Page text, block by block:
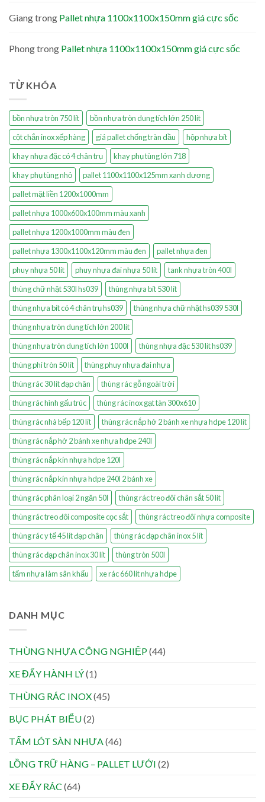
Giangtrong Pallet nhựa 1100x1100x150mm giá cực sốc
Phongtrong Pallet nhựa 1100x1100x150mm giá cực sốc
TỪ KHÓA
bồn nhựa tròn 750 lít
bồn nhựa tròn dung tích lớn 250 lít
cột chắn inox xếp hàng
giá pallet chống tràn dầu
hộp nhựa bít
khay nhựa đặc có 4 chân trụ
khay phụ tùng lớn 718
khay phụ tùng nhỏ
pallet 1100x1100x125mm xanh dương
pallet mặt liền 1200x1000mm
pallet nhựa 1000x600x100mm màu xanh
pallet nhựa 1200x1000mm màu đen
pallet nhựa 1300x1100x120mm màu đen
pallet nhựa đen
phuy nhựa 50 lít
phuy nhựa đai nhựa 50 lít
tank nhựa tròn 400l
thùng chữ nhật 530l hs039
thùng nhựa bít 530 lít
thùng nhựa bít có 4 chân trụ hs039
thùng nhựa chữ nhật hs039 530l
thùng nhựa tròn dung tích lớn 200 lít
thùng nhựa tròn dung tích lớn 1000l
thùng nhựa đặc 530 lít hs039
thùng phi tròn 50 lít
thùng phuy nhựa đai nhựa
thùng rác 30 lít đạp chân
thùng rác gỗ ngoài trời
thùng rác hình gấu trúc
thùng rác inox gạt tàn 300x610
thùng rác nhà bếp 120 lít
thùng rác nắp hở 2 bánh xe nhựa hdpe 120 lít
thùng rác nắp hở 2 bánh xe nhựa hdpe 240l
thùng rác nắp kín nhựa hdpe 120l
thùng rác nắp kín nhựa hdpe 240l 2 bánh xe
thùng rác phân loại 2 ngăn 50l
thùng rác treo đôi chân sắt 50 lít
thùng rác treo đôi composite cọc sắt
thùng rác treo đôi nhựa composite
thùng rác y tế 45 lít đạp chân
thùng rác đạp chân inox 5 lít
thùng rác đạp chân inox 30 lít
thùng tròn 500l
tấm nhựa làm sân khấu
xe rác 660 lít nhựa hdpe
DANH MỤC
THÙNG NHỰA CÔNG NGHIỆP(44)
XE ĐẨY HÀNH LÝ(1)
THÙNG RÁC INOX(45)
BỤC PHÁT BIỂU(2)
TẤM LÓT SÀN NHỰA(46)
LỒNG TRỮ HÀNG – PALLET LƯỚI (2)
XE ĐẨY RÁC (64)